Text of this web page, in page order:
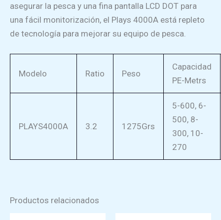
asegurar la pesca y una fina pantalla LCD DOT para
una fácil monitorización, el Plays 4000A está repleto
de tecnología para mejorar su equipo de pesca.
Modelo Ratio Peso
Capacidad
PE-Metrs
PLAYS4000A 3.2 1275Grs
5-600, 6-
500, 8-
300, 10-
270
Productos relacionados